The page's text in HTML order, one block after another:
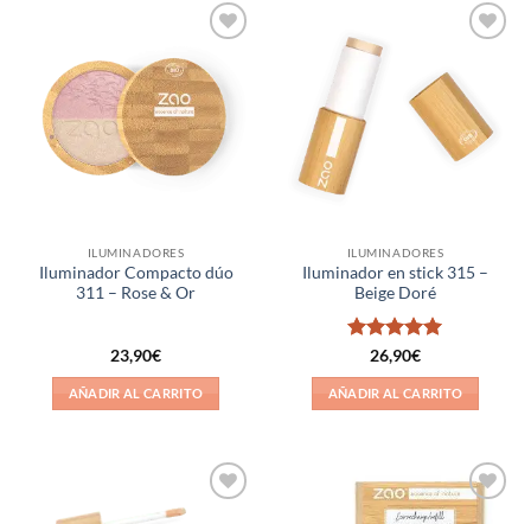
a la
lista de
deseos
ILUMINADORES
Iluminador Compacto dúo
311 – Rose & Or
23,90€
AÑADIR AL CARRITO
lista de
deseos
ILUMINADORES
Iluminador en stick 315 –
Beige Doré
Valorado
con5de 5
26,90€
AÑADIR AL CARRITO
Añadir